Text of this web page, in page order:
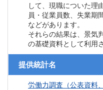
して、現職についた理
員・従業員数、失業期
などがあります。
それらの結果は、景気
の基礎資料として利用
提供統計名
労働力調査（公表資料